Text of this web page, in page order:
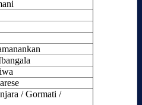
/ Gormati /